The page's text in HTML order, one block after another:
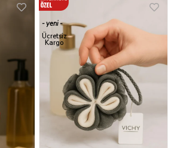
yeni
ürün
Ücretsiz
Kargo